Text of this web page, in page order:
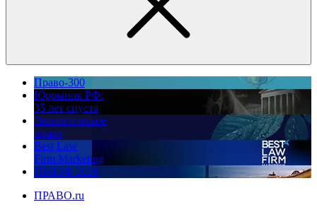
Право-300
Юррынок РФ:
35 лет спустя
Экологическое
право
Best Law
Firm Marketing
ПМЮФ 2026
ПРАВО.ru